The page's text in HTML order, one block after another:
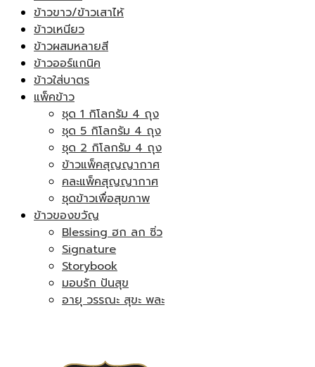
ข้าวขาว/ข้าวเสาไห้
ข้าวเหนียว
ข้าวผสมหลายสี
ข้าวออร์แกนิค
ข้าวใส่บาตร
แพ็คข้าว
ชุด 1 กิโลกรัม 4 ถุง
ชุด 5 กิโลกรัม 4 ถุง
ชุด 2 กิโลกรัม 4 ถุง
ข้าวแพ็คสุญญากาศ
คละแพ็คสุญญากาศ
ชุดข้าวเพื่อสุขภาพ
ข้าวของขวัญ
Blessing ฮก ลก ซิ่ว
Signature
Storybook
มอบรัก ปันสุข
อายุ วรรณะ สุขะ พละ